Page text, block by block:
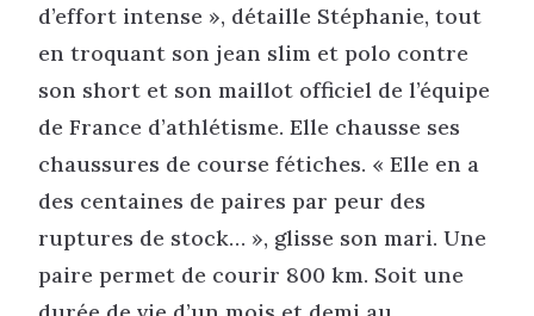
d’effort intense », détaille Stéphanie, tout
en troquant son jean slim et polo contre
son short et son maillot officiel de l’équipe
de France d’athlétisme. Elle chausse ses
chaussures de course fétiches. « Elle en a
des centaines de paires par peur des
ruptures de stock… », glisse son mari. Une
paire permet de courir 800 km. Soit une